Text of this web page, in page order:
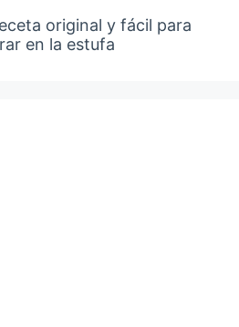
original y fácil para
en la estufa